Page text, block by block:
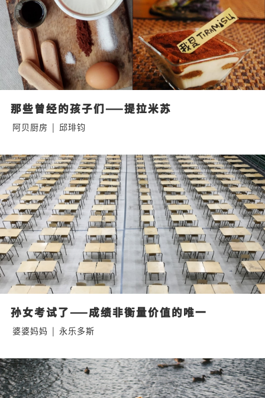
那些曾经的孩子们——提拉米苏
阿贝厨房 | 邱琲钧
孙女考试了——成绩非衡量价值的唯一
婆婆妈妈 | 永乐多斯